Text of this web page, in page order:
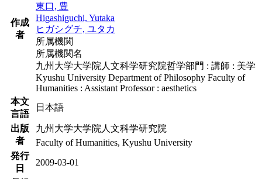
作成
者
東口, 豊
Higashiguchi, Yutaka
ヒガシグチ, ユタカ
所属機関
所属機関名
九州大学大学院人文科学研究院哲学部門 : 講師 : 美学
Kyushu University Department of Philosophy Faculty of
Humanities : Assistant Professor : aesthetics
本文
言語
日本語
出版
者
九州大学大学院人文科学研究院
Faculty of Humanities, Kyushu University
発行
日
2009-03-01